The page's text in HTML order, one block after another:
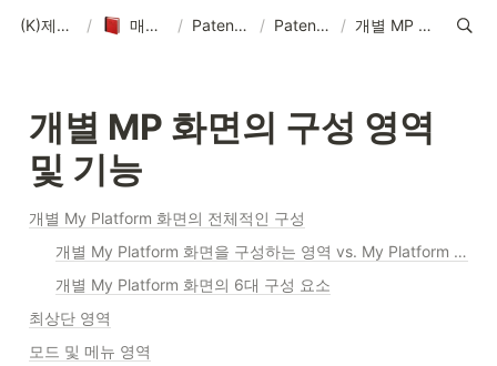
(K)제품 매뉴얼-솔루션-데이터-콘텐츠 / 매뉴얼-데이터-콘텐츠 제작 기획 / PatentPia 매뉴얼 홈 : 제품 기능, 활용 및 데이터 / PatentPia My platform(MP) 매뉴얼 / 개별 MP 화면의 구성 영역 및 기능
개별 MP 화면의 구성 영역
및 기능
개별 My Platform 화면의 전체적인 구성
개별 My Platform 화면을 구성하는 영역 vs. My Platform 서비스 흐름
개별 My Platform 화면의 6대 구성 요소
최상단 영역
모드 및 메뉴 영역